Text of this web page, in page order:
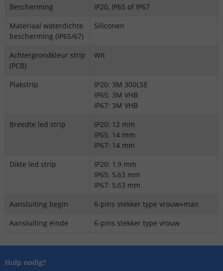
Bescherming
IP20, IP65 of IP67
Materiaal waterdichte
bescherming (IP65/67)
Siliconen
Achtergrondkleur strip
(PCB)
Wit
Plakstrip
IP20: 3M 300LSE
IP65: 3M VHB
IP67: 3M VHB
Breedte led strip
IP20: 12 mm
IP65: 14 mm
IP67: 14 mm
Dikte led strip
IP20: 1,9 mm
IP65: 5,63 mm
IP67: 5,63 mm
Aansluiting begin
6-pins stekker type vrouw+man
Aansluiting einde
6-pins stekker type vrouw
Hulp nodig?